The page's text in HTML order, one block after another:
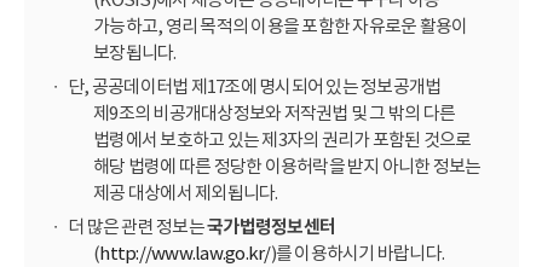
가능하고, 영리 목적의 이용을 포함한 자유로운 활용이
보장됩니다.
단, 공공데이터법 제17조에 명시되어 있는 정보공개법
제9조의 비공개대상정보와 저작권법 및 그 밖의 다른
법령에서 보호하고 있는 제3자의 권리가 포함된 것으로
해당 법령에 따른 정당한 이용허락을 받지 아니한 정보는
제공 대상에서 제외됩니다.
더 많은 관련 정보는국가법령정보센터
(http://www.law.go.kr/)를 이용하시기 바랍니다.